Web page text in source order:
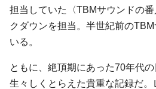
担当していた〈TBMサウンドの
クダウンを担当。半世紀前の
いる。
ともに、絶頂期にあった70年代
生々しくとらえた貴重な記録だ